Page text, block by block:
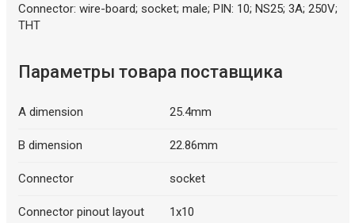
Описание искусственного интеллекта
Connector: wire-board; socket; male; PIN: 10; NS25; 3A; 250V;
THT
Параметры товара поставщика
A dimension 25.4mm
B dimension 22.86mm
Connector socket
Connector pinout layout 1x10